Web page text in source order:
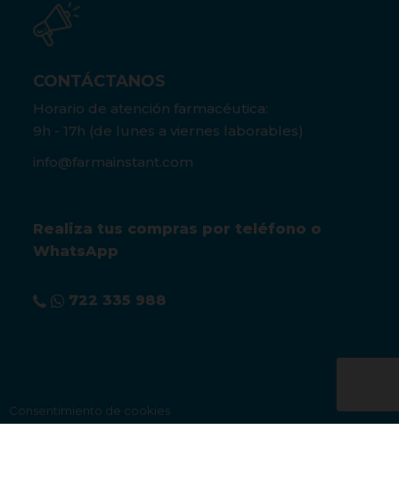
CONTÁCTANOS
Horario de atención farmacéutica:
9h - 17h (de lunes a viernes laborables)
info@farmainstant.com
Realiza tus compras por teléfono o
WhatsApp
722 335 988
Consentimiento de cookies